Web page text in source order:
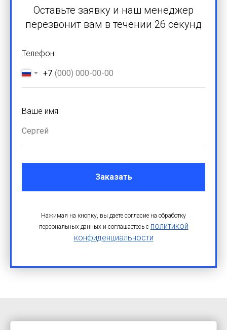
Оставьте заявку и наш менеджер
перезвонит вам в течении 26 секунд
Телефон
+7
Ваше имя
Заказать
Нажимая на кнопку, вы даете согласие на обработку
персональных данных и соглашаетесь c политикой
конфиденциальности